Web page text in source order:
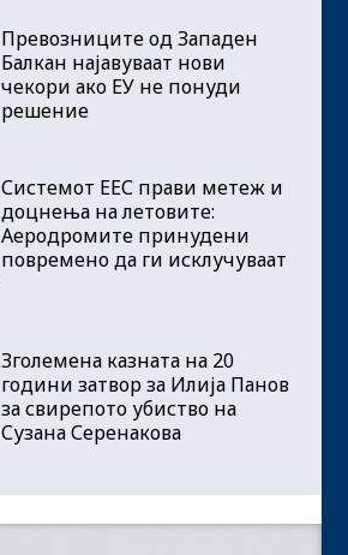
Превозниците од Западен
Балкан најавуваат нови
чекори ако ЕУ не понуди
решение
Системот ЕЕС прави метеж и
доцнења на летовите:
Аеродромите принудени
повремено да ги исклучуваат
Зголемена казната на 20
години затвор за Илија Панов
за свирепото убиство на
Сузана Серенакова